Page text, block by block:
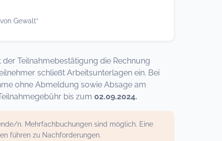
Gewalt“
Teilnahmebestätigung die Rechnung
schließt Arbeitsunterlagen ein. Bei
ohne Abmeldung sowie Absage am
bis zum 02.09.2024.
n. Mehrfachbuchungen sind möglich. Eine
führen zu Nachforderungen.